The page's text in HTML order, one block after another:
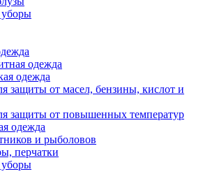
одежда
одежда
защиты от масел, бензины, кислот и
защиты от повышенных температур
одежда
и рыболовов
перчатки